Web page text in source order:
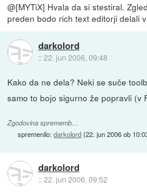
@[MYTiX] Hvala da si stestiral.
preden bodo rich text editorji delali
darkolord
::22. jun 2006, 09:48
Kako da ne dela? Neki se suče
samo to bojo sigurno že popravli (v
Zgodovina sprememb…
spremenilo:darkolord(22. jun 2006 ob
darkolord
::22. jun 2006, 09:52